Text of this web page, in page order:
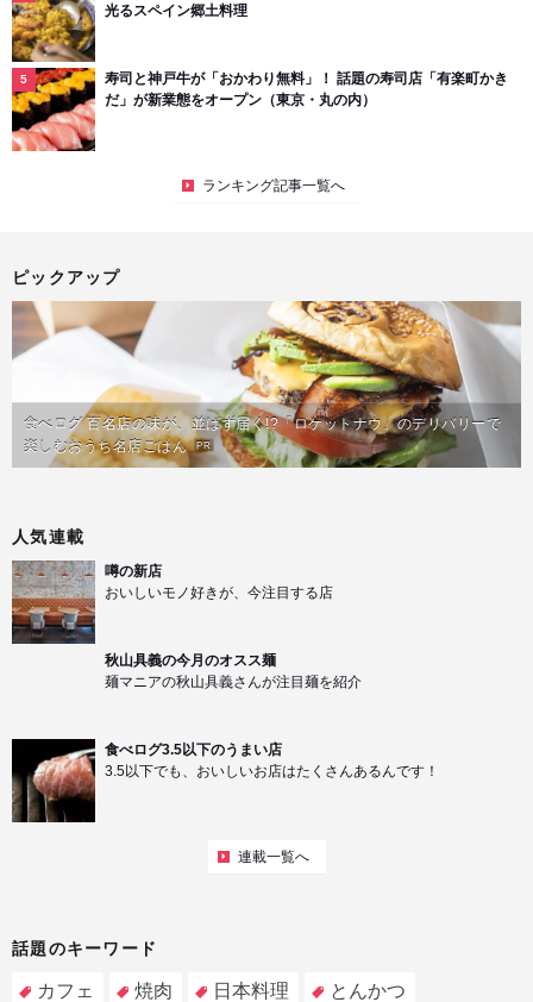
光るスペイン郷土料理
寿司と神戸牛が「おかわり無料」！ 話題の寿司店「有楽町かき
だ」が新業態をオープン（東京・丸の内）
ランキング記事一覧へ
ピックアップ
食べログ 百名店の味が、並ばず届く!?「ロケットナウ」のデリバリーで
楽しむおうち名店ごはん PR
人気連載
噂の新店
おいしいモノ好きが、今注目する店
秋山具義の今月のオスス麺
麺マニアの秋山具義さんが注目麺を紹介
食べログ3.5以下のうまい店
3.5以下でも、おいしいお店はたくさんあるんです！
連載一覧へ
話題のキーワード
カフェ 焼肉 日本料理 とんかつ